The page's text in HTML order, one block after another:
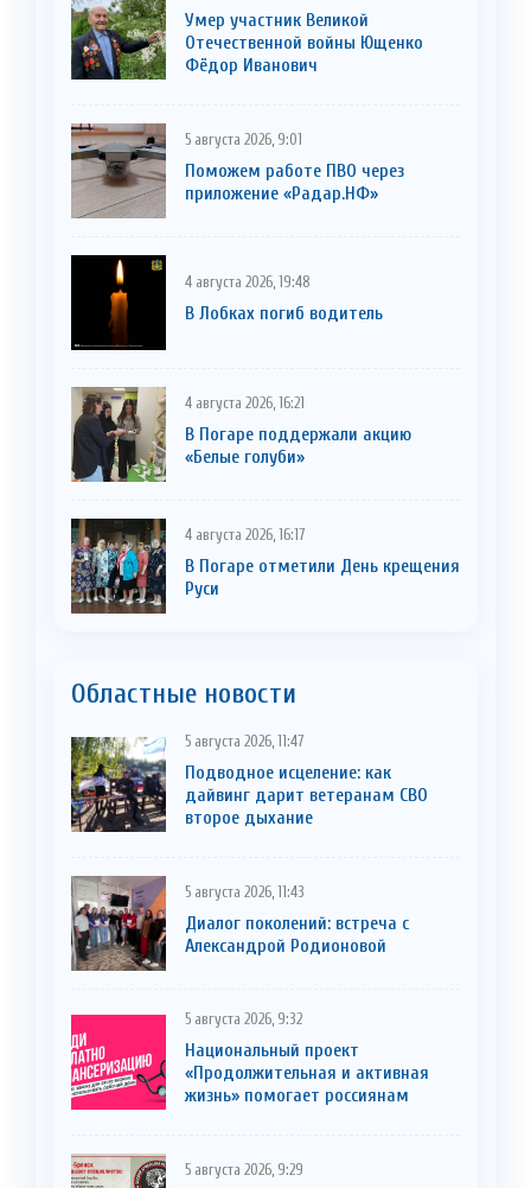
Умер участник Великой
Отечественной войны Ющенко
Фёдор Иванович
5 августа 2026, 9:01
Поможем работе ПВО через
приложение «Радар.НФ»
4 августа 2026, 19:48
В Лобках погиб водитель
4 августа 2026, 16:21
В Погаре поддержали акцию
«Белые голуби»
4 августа 2026, 16:17
В Погаре отметили День крещения
Руси
Областные новости
5 августа 2026, 11:47
Подводное исцеление: как
дайвинг дарит ветеранам СВО
второе дыхание
5 августа 2026, 11:43
Диалог поколений: встреча с
Александрой Родионовой
5 августа 2026, 9:32
Национальный проект
«Продолжительная и активная
жизнь» помогает россиянам
5 августа 2026, 9:29